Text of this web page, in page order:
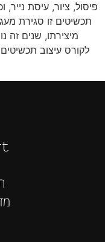
תכשיטים זו סגירת
מיצירתו, שנים זה
לקורס עיצוב